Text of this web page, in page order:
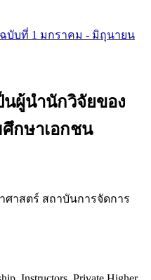
ฉบับที่ 1 มกราคม - มิถุนายน
ผู้นำนักวิจัยของ
กษาเอกชน
าสตร์ สถาบันการจัดการ